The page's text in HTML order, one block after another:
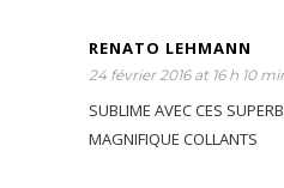
RENATO LEHMANN
24 février 2016 at 16 h 10
SUBLIME AVEC CES
MAGNIFIQUE COLLANTS